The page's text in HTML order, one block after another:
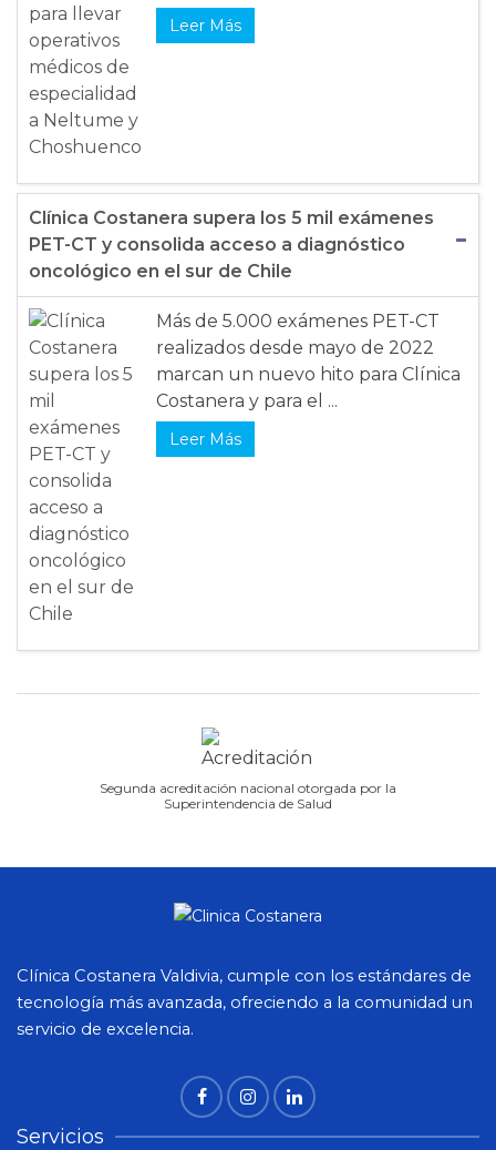
Leer Más
Clínica Costanera supera los 5 mil exámenes
PET-CT y consolida acceso a diagnóstico
oncológico en el sur de Chile
Más de 5.000 exámenes PET-CT
realizados desde mayo de 2022
marcan un nuevo hito para Clínica
Costanera y para el ...
Leer Más
Segunda acreditación nacional otorgada por la
Superintendencia de Salud
Clínica Costanera Valdivia, cumple con los estándares de
tecnología más avanzada, ofreciendo a la comunidad un
servicio de excelencia.
Servicios